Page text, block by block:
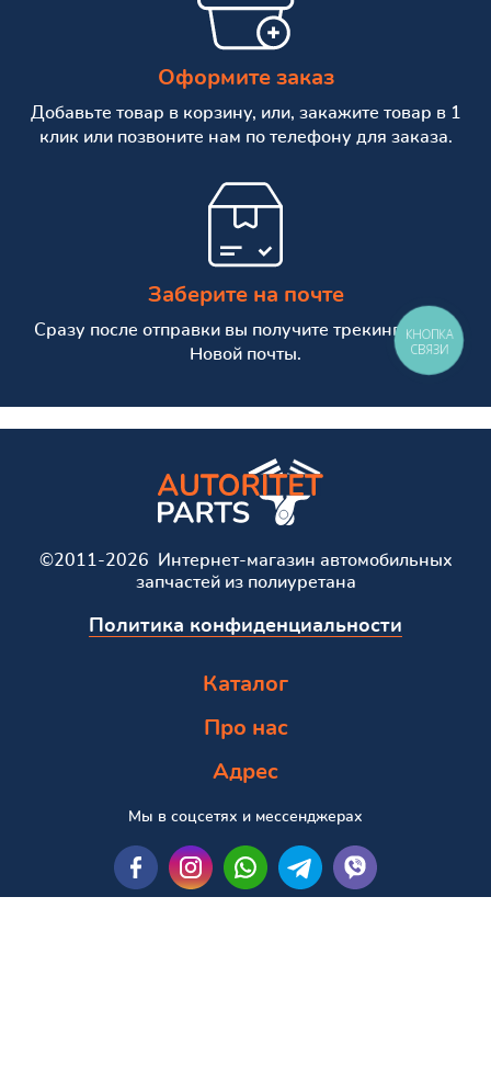
Оформите заказ
Добавьте товар в корзину, или, закажите товар в 1
клик или позвоните нам по телефону для заказа.
Заберите на почте
Сразу после отправки вы получите трекинг номер
Новой почты.
©2011-2026 Интернет-магазин автомобильных
запчастей из полиуретана
Политика конфиденциальности
Каталог
Про нас
Адрес
Мы в соцсетях и мессенджерах
КНОПКА
СВЯЗИ